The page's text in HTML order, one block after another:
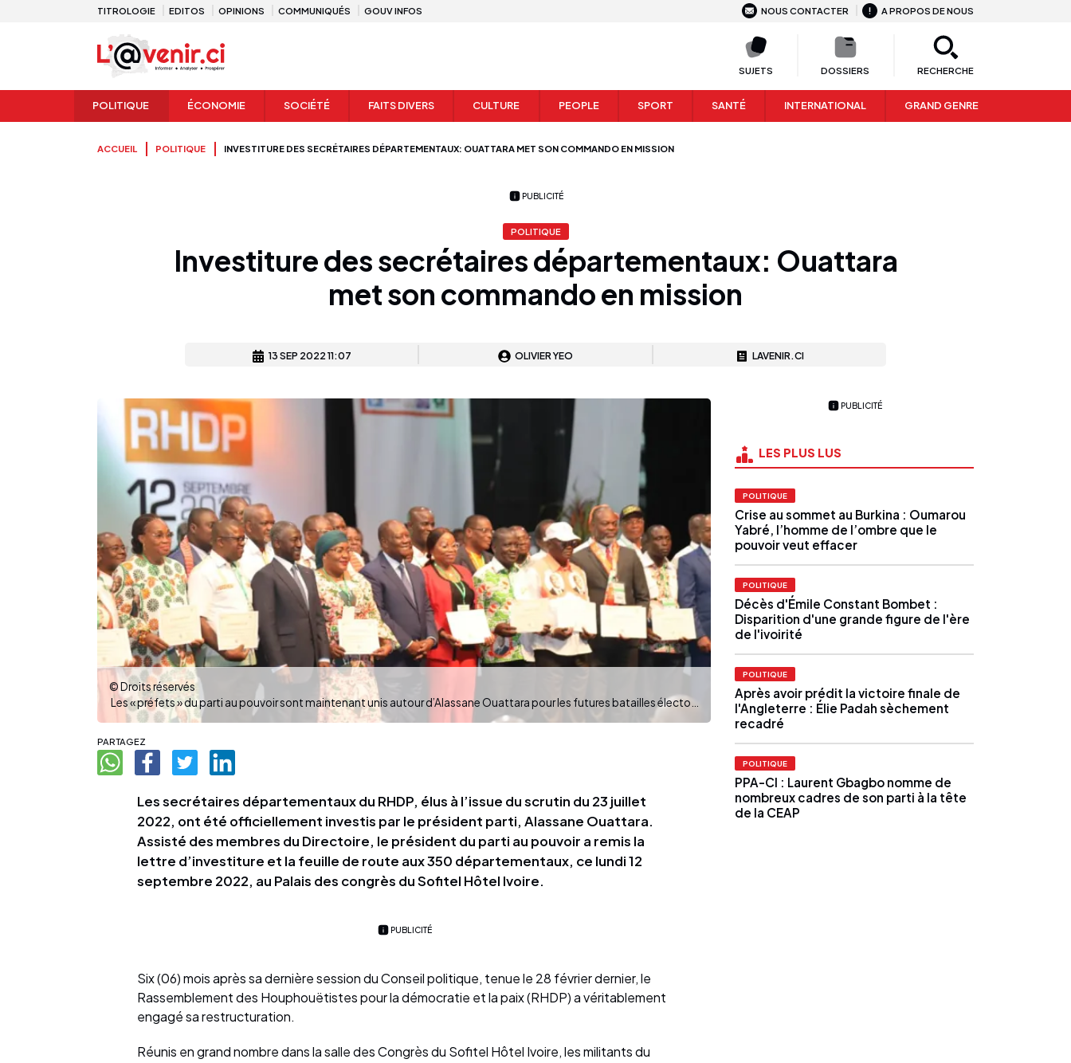
TITROLOGIE EDITOS OPINIONS COMMUNIQUÉS GOUV INFOS NOUS CONTACTER A PROPOS DE NOUS
SUJETS DOSSIERS RECHERCHE
POLITIQUE ÉCONOMIE SOCIÉTÉ FAITS DIVERS CULTURE PEOPLE SPORT SANTÉ INTERNATIONAL GRAND GENRE
ACCUEIL POLITIQUE INVESTITURE DES SECRÉTAIRES DÉPARTEMENTAUX: OUATTARA MET SON COMMANDO EN MISSION
PUBLICITÉ
POLITIQUE
Investiture des secrétaires départementaux: Ouattara
met son commando en mission
13 SEP 2022 11:07 OLIVIER YEO LAVENIR.CI
© Droits réservés
Les « préfets » du parti au pouvoir sont maintenant unis autour d’Alassane Ouattara pour les futures batailles électorales. (Photo : DR)
PARTAGEZ
Les secrétaires départementaux du RHDP, élus à l’issue du scrutin du 23 juillet
2022, ont été officiellement investis par le président parti, Alassane Ouattara.
Assisté des membres du Directoire, le président du parti au pouvoir a remis la
lettre d’investiture et la feuille de route aux 350 départementaux, ce lundi 12
septembre 2022, au Palais des congrès du Sofitel Hôtel Ivoire.
PUBLICITÉ
Six (06) mois après sa dernière session du Conseil politique, tenue le 28 février dernier, le
Rassemblement des Houphouëtistes pour la démocratie et la paix (RHDP) a véritablement
engagé sa restructuration.
Réunis en grand nombre dans la salle des Congrès du Sofitel Hôtel Ivoire, les militants du
PUBLICITÉ
LES PLUS LUS
POLITIQUE
Crise au sommet au Burkina : Oumarou
Yabré, l’homme de l’ombre que le
pouvoir veut effacer
POLITIQUE
Décès d'Émile Constant Bombet :
Disparition d'une grande figure de l'ère
de l'ivoirité
POLITIQUE
Après avoir prédit la victoire finale de
l'Angleterre : Élie Padah sèchement
recadré
POLITIQUE
PPA-CI : Laurent Gbagbo nomme de
nombreux cadres de son parti à la tête
de la CEAP